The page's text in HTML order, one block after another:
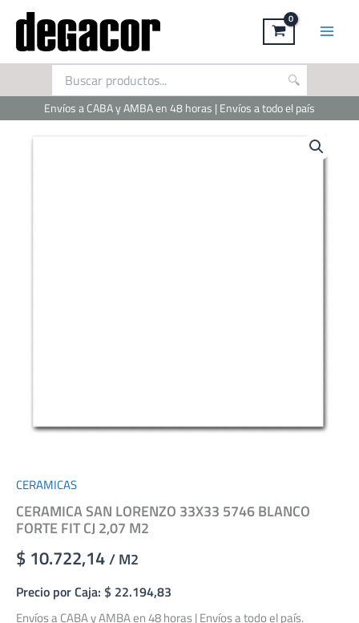
contenido
Envíos a CABA y AMBA en 48 horas | Envíos a todo el país
CERAMICAS
CERAMICA SAN LORENZO 33X33 5746 BLANCO
FORTE FIT CJ 2,07 M2
$ 10.722,14/ M2
Precio por Caja: $ 22.194,83
Envíos a CABA y AMBA en 48 horas | Envíos a todo el país.